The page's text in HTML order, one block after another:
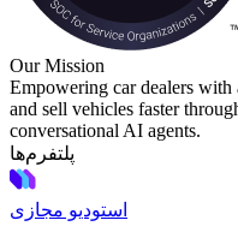
Our Mission
Empowering car dealers
and sell vehicles faster
conversational AI agents.
پلتفرم‌ها
استودیو مجازی